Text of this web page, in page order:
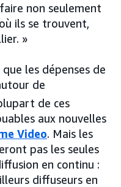
non seulement
ils se trouvent,
»
les dépenses de
de
de ces
aux nouvelles
Video. Mais les
pas les seules
en continu :
diffuseurs en